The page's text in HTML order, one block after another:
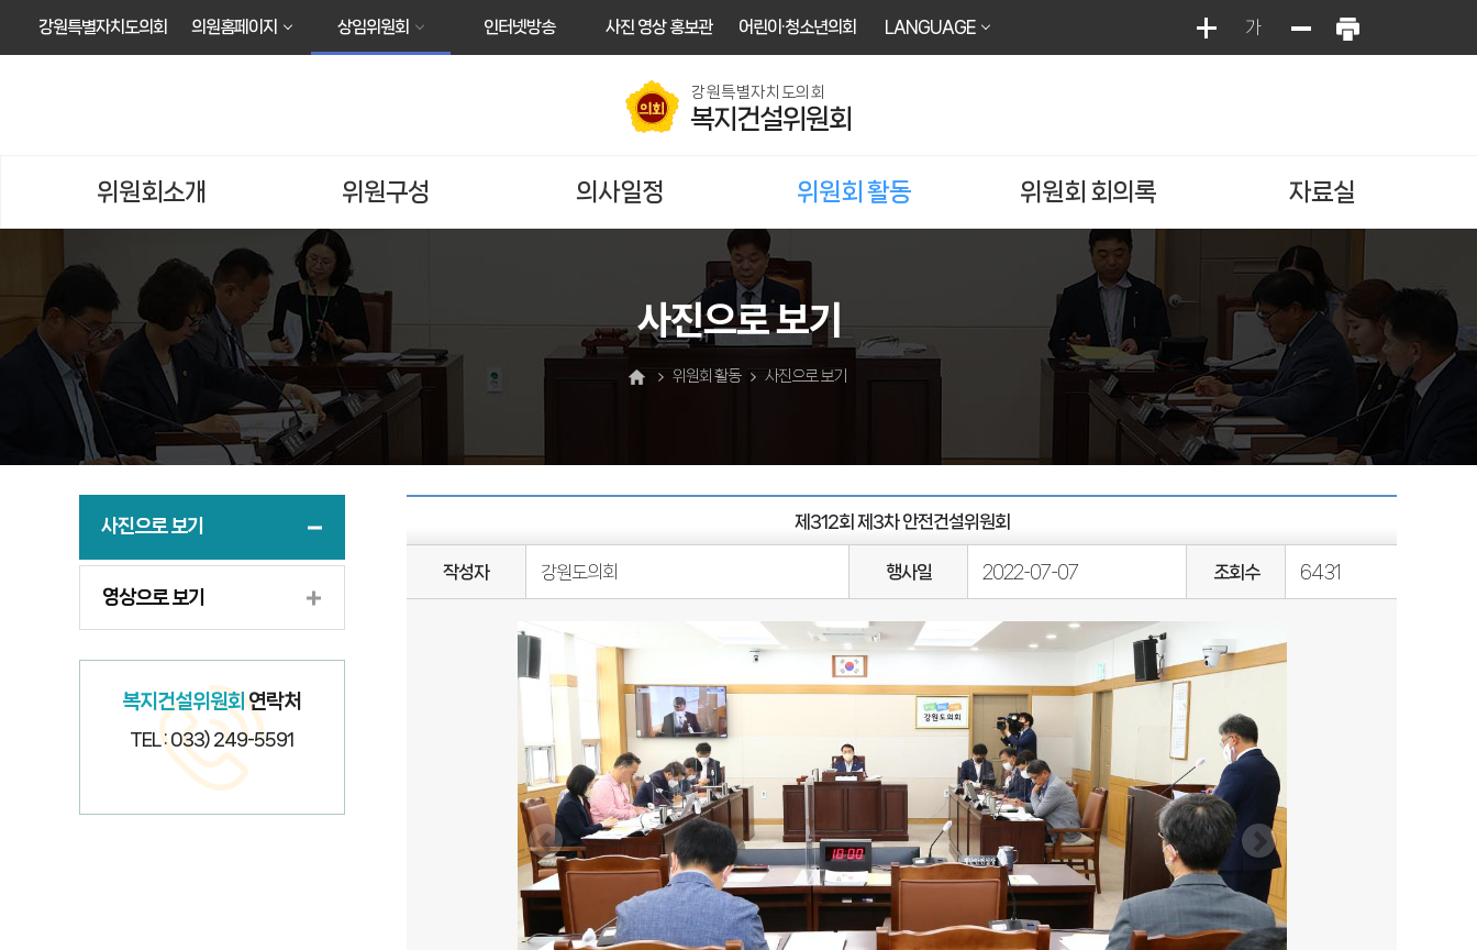
강원특별자치도의회 의원홈페이지 상임위원회 인터넷방송 사진 영상 홍보관 어린이·청소년의회 LANGUAGE 가
강원특별자치도의회
복지건설위원회
위원회소개 위원구성 의사일정 위원회 활동 위원회 회의록 자료실
사진으로 보기
위원회 활동 사진으로 보기
사진으로 보기
영상으로 보기
복지건설위원회연락처
TEL : 033) 249-5591
제312회 제3차 안전건설위원회
작성자 강원도의회 행사일 2022-07-07 조회수 6431